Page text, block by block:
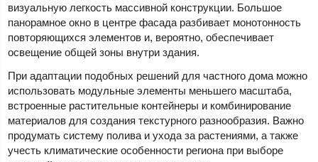
визуальную легкость массивной конструкции. Большое
панорамное окно в центре фасада разбивает монотонность
повторяющихся элементов и, вероятно, обеспечивает
освещение общей зоны внутри здания.
При адаптации подобных решений для частного дома можно
использовать модульные элементы меньшего масштаба,
встроенные растительные контейнеры и комбинирование
материалов для создания текстурного разнообразия. Важно
продумать систему полива и ухода за растениями, а также
учесть климатические особенности региона при выборе